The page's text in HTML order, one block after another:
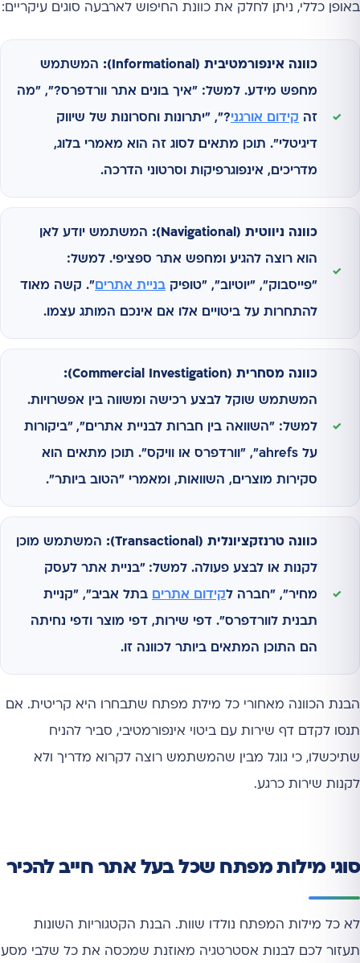
באופן כללי, ניתן לחלק את כוונת החיפוש לארבעה סוגים עיקריים:
כוונה אינפורמטיבית (Informational): המשתמש
מחפש מידע. למשל: "איך בונים אתר וורדפרס?", "מה
זה קידום אורגני?", "יתרונות וחסרונות של שיווק
דיגיטלי". תוכן מתאים לסוג זה הוא מאמרי בלוג,
מדריכים, אינפוגרפיקות וסרטוני הדרכה.
כוונה ניווטית (Navigational): המשתמש יודע לאן
הוא רוצה להגיע ומחפש אתר ספציפי. למשל:
"פייסבוק", "יוטיוב", "טופיק בניית אתרים". קשה מאוד
להתחרות על ביטויים אלו אם אינכם המותג עצמו.
כוונה מסחרית (Commercial Investigation):
המשתמש שוקל לבצע רכישה ומשווה בין אפשרויות.
למשל: "השוואה בין חברות לבניית אתרים", "ביקורות
על ahrefs", "וורדפרס או וויקס". תוכן מתאים הוא
סקירות מוצרים, השוואות, ומאמרי "הטוב ביותר".
כוונה טרנזקציונלית (Transactional): המשתמש מוכן
לקנות או לבצע פעולה. למשל: "בניית אתר לעסק
מחיר", "חברה לקידום אתרים בתל אביב", "קניית
תבנית לוורדפרס". דפי שירות, דפי מוצר ודפי נחיתה
הם התוכן המתאים ביותר לכוונה זו.
הבנת הכוונה מאחורי כל מילת מפתח שתבחרו היא קריטית. אם
תנסו לקדם דף שירות עם ביטוי אינפורמטיבי, סביר להניח
שתיכשלו, כי גוגל מבין שהמשתמש רוצה לקרוא מדריך ולא
לקנות שירות כרגע.
סוגי מילות מפתח שכל בעל אתר חייב להכיר
לא כל מילות המפתח נולדו שוות. הבנת הקטגוריות השונות
תעזור לכם לבנות אסטרטגיה מאוזנת שמכסה את כל שלבי מסע